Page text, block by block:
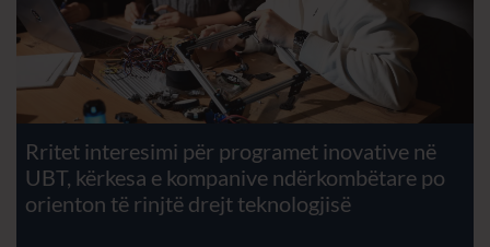
Rritet interesimi për programet inovative në
UBT, kërkesa e kompanive ndërkombëtare po
orienton të rinjtë drejt teknologjisë